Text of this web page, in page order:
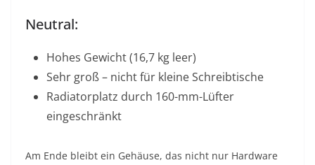
Neutral:
Hohes Gewicht (16,7 kg leer)
Sehr groß – nicht für kleine Schreibtische
Radiatorplatz durch 160-mm-Lüfter
eingeschränkt
Am Ende bleibt ein Gehäuse, das nicht nur Hardware